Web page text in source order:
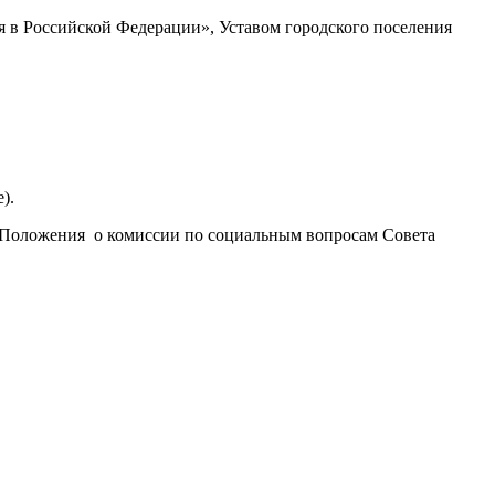
Российской Федерации», Уставом городского поселения
о комиссии по социальным вопросам Совета